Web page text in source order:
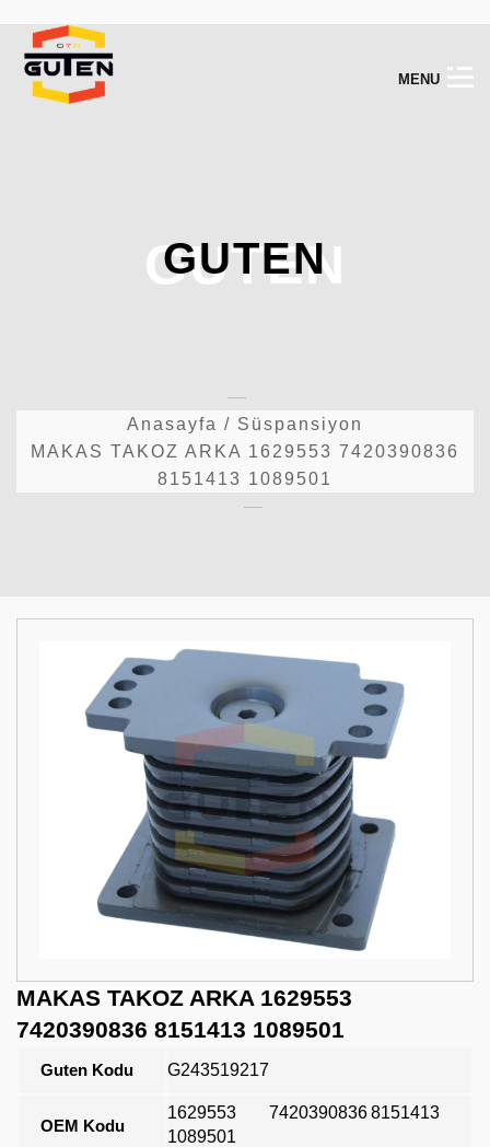
M ENU
GUTEN
GUTEN
Anasayfa / Süspansiyon
MAKAS TAKOZ ARKA 1629553 7420390836
8151413 1089501
MAKAS TAKOZ ARKA 1629553
7420390836 8151413 1089501
Guten Kodu G243519217
OEM Kodu
1629553 74203908368151413
1089501